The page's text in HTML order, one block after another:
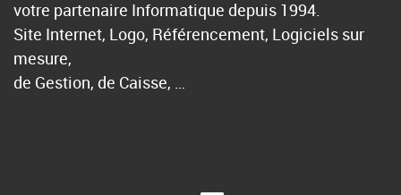
votre partenaire Informatique depuis 1994.
Site Internet, Logo, Référencement, Logiciels sur
mesure,
de Gestion, de Caisse, …